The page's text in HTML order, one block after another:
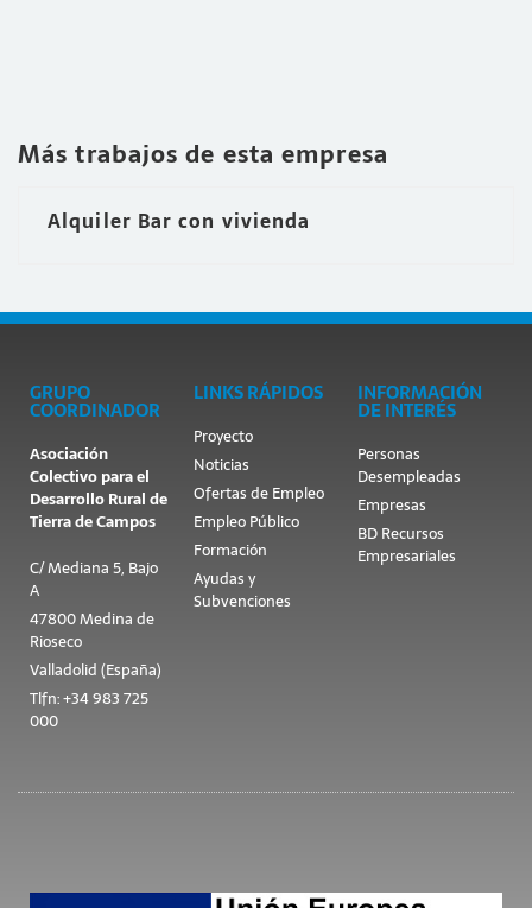
Más trabajos de esta empresa
Alquiler Bar con vivienda
GRUPO
COORDINADOR
Asociación
Colectivo para el
Desarrollo Rural de
Tierra de Campos
C/ Mediana 5, Bajo
A
47800 Medina de
Rioseco
Valladolid (España)
Tlfn: +34 983 725
000
LINKS RÁPIDOS
Proyecto
Noticias
Ofertas de Empleo
Empleo Público
Formación
Ayudas y
Subvenciones
INFORMACIÓN
DE INTERÉS
Personas
Desempleadas
Empresas
BD Recursos
Empresariales